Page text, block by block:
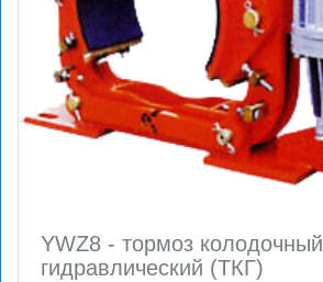
YWZ8 - тормоз колодочный
гидравлический (ТКГ)